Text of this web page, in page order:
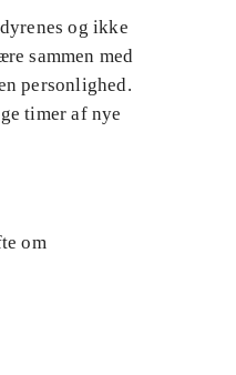
og ikke
sammen med
personlighed.
timer af nye
om